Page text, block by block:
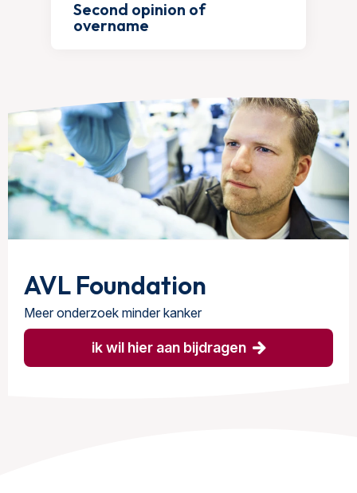
Second opinion of
overname
AVL Foundation
Meer onderzoek minder kanker
ik wil hier aan bijdragen